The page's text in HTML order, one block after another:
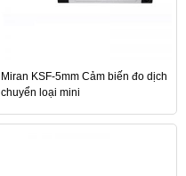
Miran KSF-5mm Cảm biến đo dịch
chuyển loại mini